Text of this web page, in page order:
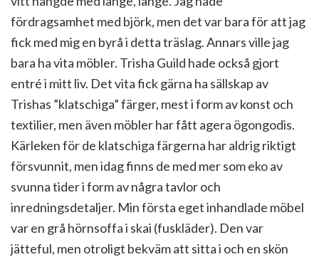
fördragsamhet med björk, men det var bara för att jag
fick med mig en byrå i detta träslag. Annars ville jag
bara ha vita möbler. Trisha Guild hade också gjort
entré i mitt liv. Det vita fick gärna ha sällskap av
Trishas ”klatschiga” färger, mest i form av konst och
textilier, men även möbler har fått agera ögongodis.
Kärleken för de klatschiga färgerna har aldrig riktigt
försvunnit, men idag finns de med mer som eko av
svunna tider i form av några tavlor och
inredningsdetaljer. Min första eget inhandlade möbel
var en grå hörnsoffa i skai (fuskläder). Den var
jätteful, men otroligt bekväm att sitta i och en skön